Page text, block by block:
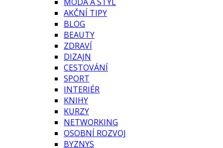
AKČNÍ TIPY
BLOG
BEAUTY
ZDRAVÍ
DIZAJN
CESTOVÁNÍ
SPORT
INTERIÉR
KNIHY
KURZY
NETWORKING
OSOBNÍ ROZVOJ
BYZNYS